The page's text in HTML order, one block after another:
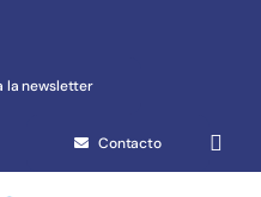
la newsletter
Contacto